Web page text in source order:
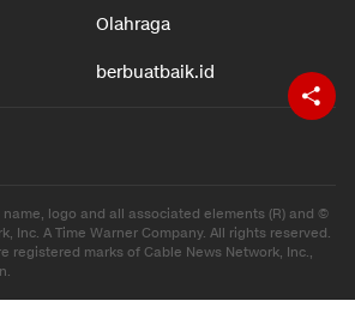
Olahraga
berbuatbaik.id
name, logo and all associated elements (R) and ©
Inc. A Time Warner Company. All rights reserved.
registered marks of Cable News Network, Inc.,